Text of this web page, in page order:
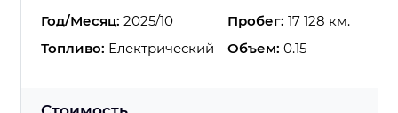
Год/Месяц: 2025/10 Пробег: 17 128 км.
Топливо: Електрический Объем: 0.15